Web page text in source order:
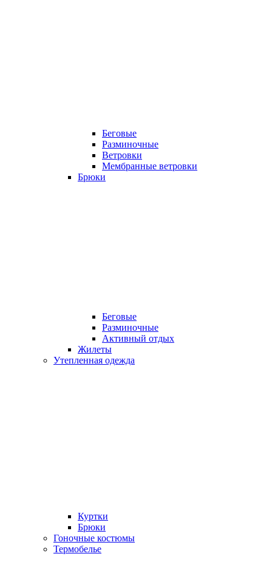
Беговые
Разминочные
Ветровки
Мембранные ветровки
Брюки
Беговые
Разминочные
Активный отдых
Жилеты
Утепленная одежда
Куртки
Брюки
Гоночные костюмы
Термобелье